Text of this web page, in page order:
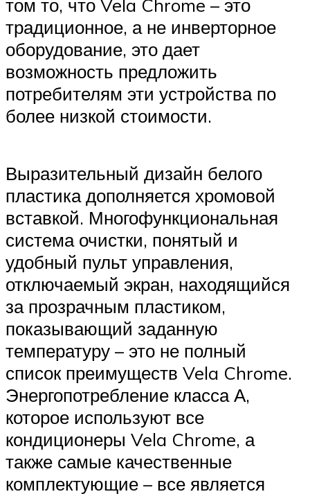
том то, что Vela Chrome – это
традиционное, а не инверторное
оборудование, это дает
возможность предложить
потребителям эти устройства по
более низкой стоимости.
Выразительный дизайн белого
пластика дополняется хромовой
вставкой. Многофункциональная
система очистки, понятый и
удобный пульт управления,
отключаемый экран, находящийся
за прозрачным пластиком,
показывающий заданную
температуру – это не полный
список преимуществ Vela Chrome.
Энергопотребление класса А,
которое используют все
кондиционеры Vela Chrome, а
также самые качественные
комплектующие – все является